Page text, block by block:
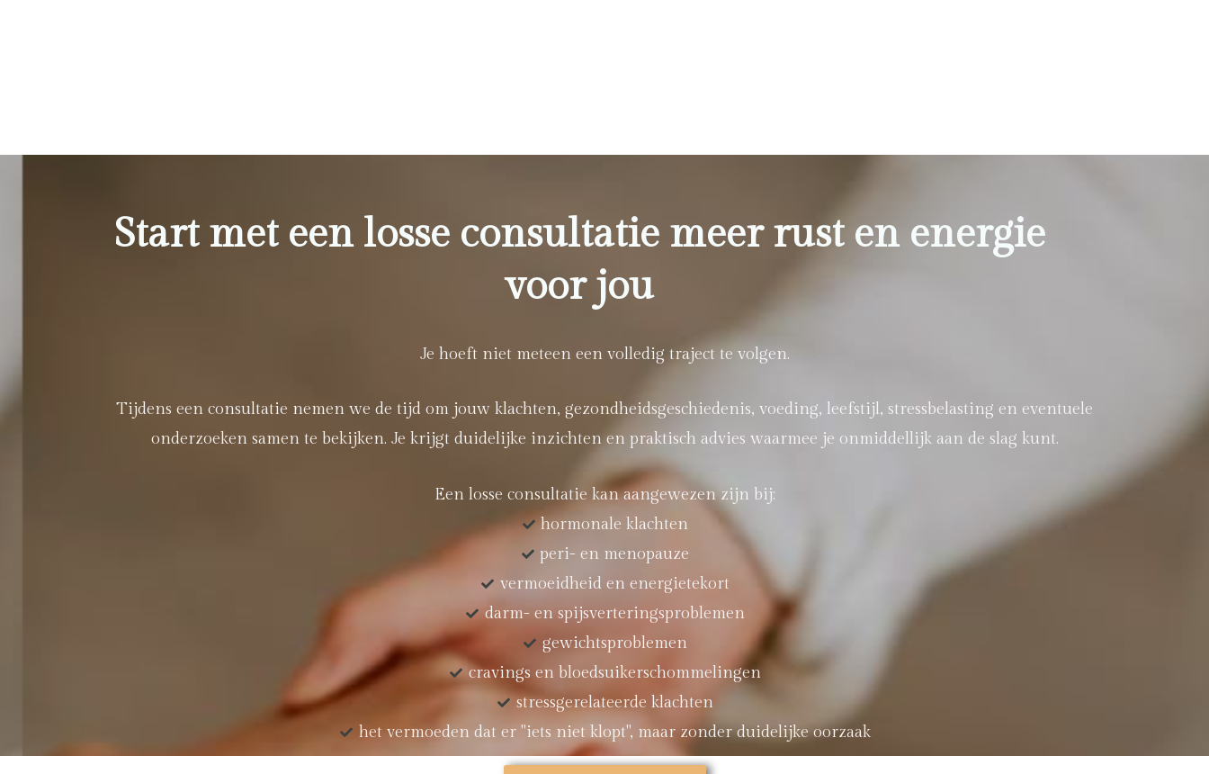
Start met een losse consultatie meer rust en energie
voor jou
Je hoeft niet meteen een volledig traject te volgen.
Tijdens een consultatie nemen we de tijd om jouw klachten, gezondheidsgeschiedenis, voeding, leefstijl, stressbelasting en eventuele
onderzoeken samen te bekijken. Je krijgt duidelijke inzichten en praktisch advies waarmee je onmiddellijk aan de slag kunt.
Een losse consultatie kan aangewezen zijn bij:
hormonale klachten
peri- en menopauze
vermoeidheid en energietekort
darm- en spijsverteringsproblemen
gewichtsproblemen
cravings en bloedsuikerschommelingen
stressgerelateerde klachten
het vermoeden dat er "iets niet klopt", maar zonder duidelijke oorzaak